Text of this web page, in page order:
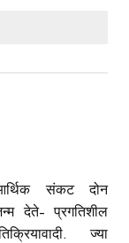
संकट दोन
देते- प्रगतिशील
ज्या